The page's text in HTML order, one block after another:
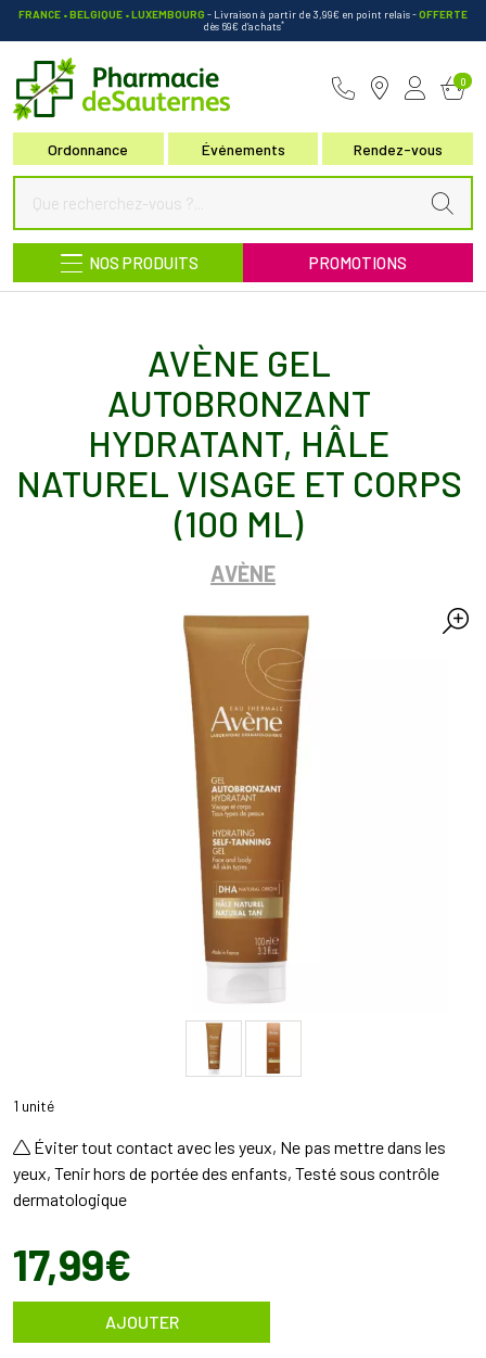
FRANCE • BELGIQUE • LUXEMBOURG - Livraison à partir de 3,99€ en point relais-OFFERTE
dès 69€ d’achats*
Ordonnance Événements Rendez-vous
0
NOS PRODUITS PROMOTIONS
AVÈNE GEL
AUTOBRONZANT
HYDRATANT, HÂLE
NATUREL VISAGE ET CORPS
(100 ML)
AVÈNE
1 unité
Éviter tout contact avec les yeux, Ne pas mettre dans les
yeux, Tenir hors de portée des enfants, Testé sous contrôle
dermatologique
17,99€
AJOUTER